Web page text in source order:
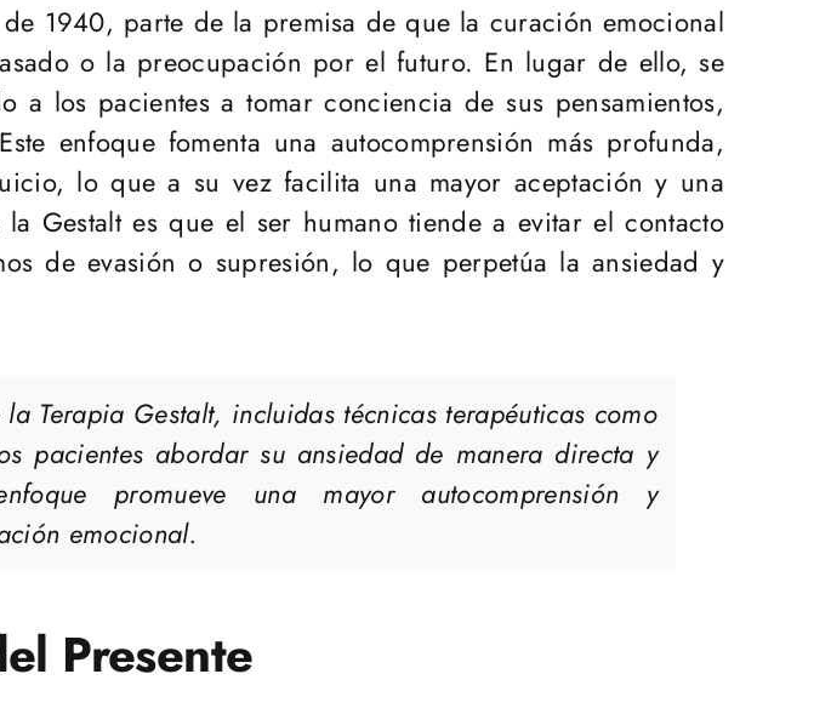
1940, parte de la premisa de que la curación emocional
o la preocupación por el futuro. En lugar de ello, se
los pacientes a tomar conciencia de sus pensamientos,
enfoque fomenta una autocomprensión más profunda,
lo que a su vez facilita una mayor aceptación y una
Gestalt es que el ser humano tiende a evitar el contacto
de evasión o supresión, lo que perpetúa la ansiedad y
Terapia Gestalt, incluidas técnicas terapéuticas como
pacientes abordar su ansiedad de manera directa y
promueve una mayor autocomprensión y
emocional.
Presente